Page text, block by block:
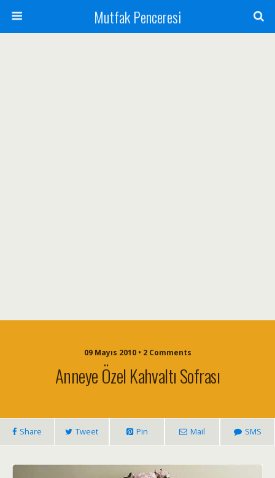
Mutfak Penceresi
09 Mayıs 2010 • 2 Comments
Anneye Özel Kahvaltı Sofrası
Share Tweet Pin Mail SMS